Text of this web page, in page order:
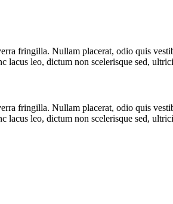
fringilla. Nullam placerat, odio quis
lacus leo, dictum non scelerisque sed,
fringilla. Nullam placerat, odio quis
lacus leo, dictum non scelerisque sed,